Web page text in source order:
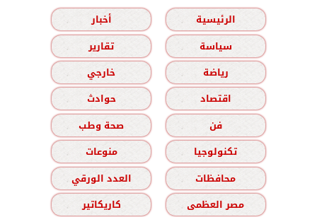
الرئيسية
أخبار
سياسة
تقارير
رياضة
خارجي
اقتصاد
حوادث
فن
صحة وطب
تكنولوجيا
منوعات
محافظات
العدد الورقي
مصر العظمى
كاريكاتير